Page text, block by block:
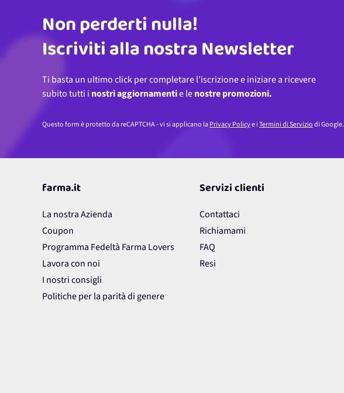
Indirizzo email
Non perderti nulla!
Iscriviti alla nostra Newsletter
Ti basta un ultimo click per completare l’iscrizione e iniziare a ricevere
subito tutti i nostri aggiornamentie lenostre promozioni.
Questo form è protetto da reCAPTCHA - vi si applicano laPrivacy Policye iTermini di Serviziodi Google.
farma.it
La nostra Azienda
Coupon
Programma Fedeltà Farma Lovers
Lavora con noi
I nostri consigli
Politiche per la parità di genere
Servizi clienti
Contattaci
Richiamami
FAQ
Resi